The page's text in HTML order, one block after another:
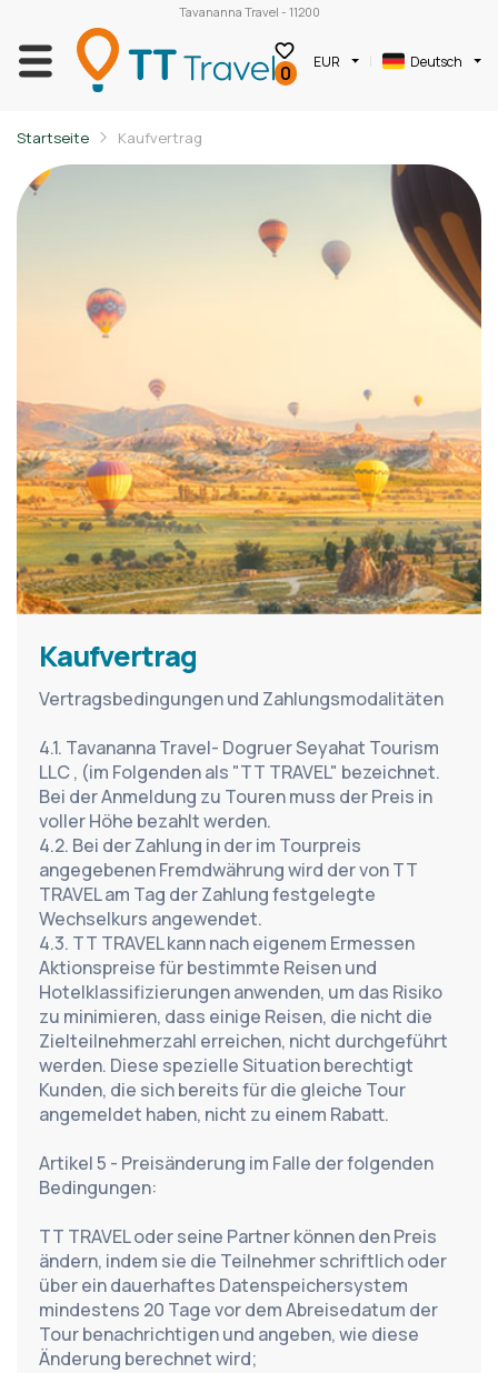
Tavananna Travel - 11200
0 EUR Deutsch
Startseite Kaufvertrag
Kaufvertrag
Vertragsbedingungen und Zahlungsmodalitäten
4.1. Tavananna Travel- Dogruer Seyahat Tourism
LLC , (im Folgenden als "TT TRAVEL" bezeichnet.
Bei der Anmeldung zu Touren muss der Preis in
voller Höhe bezahlt werden.
4.2. Bei der Zahlung in der im Tourpreis
angegebenen Fremdwährung wird der von TT
TRAVEL am Tag der Zahlung festgelegte
Wechselkurs angewendet.
4.3. TT TRAVEL kann nach eigenem Ermessen
Aktionspreise für bestimmte Reisen und
Hotelklassifizierungen anwenden, um das Risiko
zu minimieren, dass einige Reisen, die nicht die
Zielteilnehmerzahl erreichen, nicht durchgeführt
werden. Diese spezielle Situation berechtigt
Kunden, die sich bereits für die gleiche Tour
angemeldet haben, nicht zu einem Rabatt.
Artikel 5 - Preisänderung im Falle der folgenden
Bedingungen:
TT TRAVEL oder seine Partner können den Preis
ändern, indem sie die Teilnehmer schriftlich oder
über ein dauerhaftes Datenspeichersystem
mindestens 20 Tage vor dem Abreisedatum der
Tour benachrichtigen und angeben, wie diese
Änderung berechnet wird;